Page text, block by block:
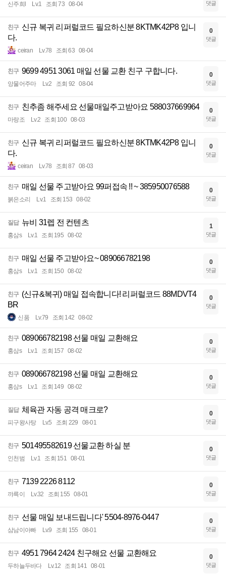
신주희l Lv.1 조회 73 08-04 댓글
친구 신규 복귀 리퍼럴코드 필요하신분 8KTMK42P8 입니
다.
ceiran Lv.78 조회 63 08-04
0
댓글
친구 9699 4951 3061 매일 선물 교환 친구 구합니다.
앙물어주마 Lv.2 조회 92 08-04
0
댓글
친구 친추좀 해주세요 선물매일주고받아요 588037669964
마랑조 Lv.2 조회 100 08-03
0
댓글
친구 신규 복귀 리퍼럴코드 필요하신분 8KTMK42P8 입니
다.
ceiran Lv.78 조회 87 08-03
0
댓글
친구 매일 선물 주고받아요 99퍼접속 !! ~ 385950076588
붉은소리 Lv.1 조회 153 08-02
0
댓글
질답 뉴비 31렙 전 컨텐츠
홍삼s Lv.1 조회 195 08-02
1
댓글
친구 매일 선물 주고받아요~ 089066782198
홍삼s Lv.1 조회 150 08-02
0
댓글
친구 (신규&복귀) 매일 접속합니다! 리퍼럴코드 88MDVT4
BR
신품 Lv.79 조회 142 08-02
0
댓글
친구 089066782198 선물 매일 교환해요
홍삼s Lv.1 조회 157 08-02
0
댓글
친구 089066782198 선물 매일 교환해요
홍삼s Lv.1 조회 149 08-02
0
댓글
질답 체육관 자동 공격 매크로?
피구왕사탕 Lv.5 조회 229 08-01
0
댓글
친구 501495582619 선물교환 하실 분
인천범 Lv.1 조회 151 08-01
0
댓글
친구 7139 2226 8112
꺄륵이 Lv.32 조회 155 08-01
0
댓글
친구 선물 매일 보내드립니다' 5504-8976-0447
삼남이아빠 Lv.9 조회 155 08-01
0
댓글
친구 4951 7964 2424 친구해요 선물 교환해요
두하늘두바다 Lv.12 조회 141 08-01
0
댓글